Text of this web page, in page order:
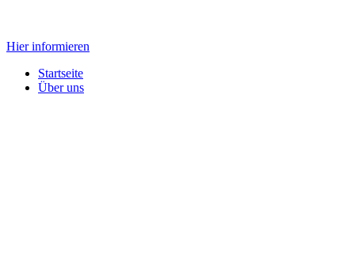
springen
Hier informieren
Startseite
Über uns